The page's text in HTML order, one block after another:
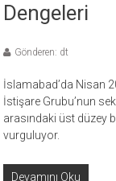
Dengeleri
Gönderen: dt
İslamabad’da Nisan
İstişare Grubu’nun
arasındaki üst düzey
vurguluyor.
Devamını Oku